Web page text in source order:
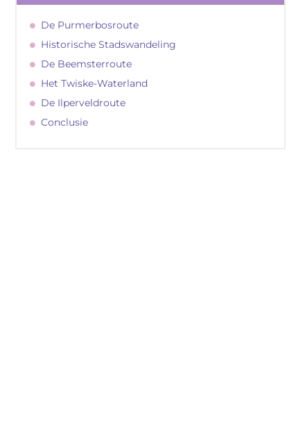
De Purmerbosroute
Historische Stadswandeling
De Beemsterroute
Het Twiske-Waterland
De Ilperveldroute
Conclusie